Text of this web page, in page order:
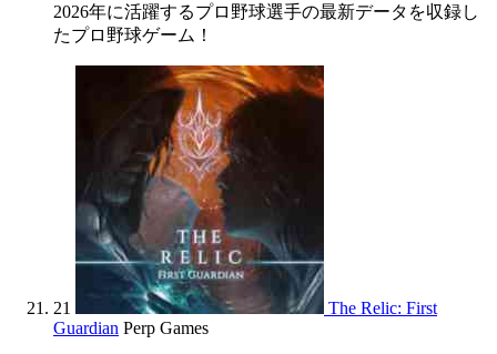
2026年に活躍するプロ野球選手の最新データを収録し
たプロ野球ゲーム！
21
The Relic: First
Guardian Perp Games